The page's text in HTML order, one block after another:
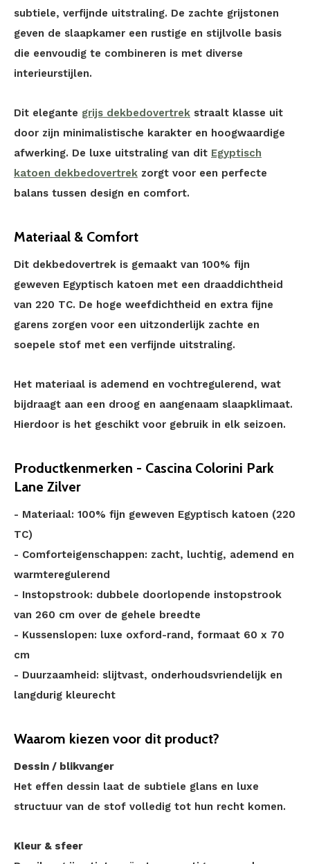
subtiele, verfijnde uitstraling. De zachte grijstonen
geven de slaapkamer een rustige en stijlvolle basis
die eenvoudig te combineren is met diverse
interieurstijlen.
Dit elegante grijs dekbedovertrek straalt klasse uit
door zijn minimalistische karakter en hoogwaardige
afwerking. De luxe uitstraling van dit Egyptisch
katoen dekbedovertrek zorgt voor een perfecte
balans tussen design en comfort.
Materiaal & Comfort
Dit dekbedovertrek is gemaakt van 100% fijn
geweven Egyptisch katoen met een draaddichtheid
van 220 TC. De hoge weefdichtheid en extra fijne
garens zorgen voor een uitzonderlijk zachte en
soepele stof met een verfijnde uitstraling.
Het materiaal is ademend en vochtregulerend, wat
bijdraagt aan een droog en aangenaam slaapklimaat.
Hierdoor is het geschikt voor gebruik in elk seizoen.
Productkenmerken - Cascina Colorini Park
Lane Zilver
- Materiaal: 100% fijn geweven Egyptisch katoen (220
TC)
- Comforteigenschappen: zacht, luchtig, ademend en
warmteregulerend
- Instopstrook: dubbele doorlopende instopstrook
van 260 cm over de gehele breedte
- Kussenslopen: luxe oxford-rand, formaat 60 x 70
cm
- Duurzaamheid: slijtvast, onderhoudsvriendelijk en
langdurig kleurecht
Waarom kiezen voor dit product?
Dessin / blikvanger
Het effen dessin laat de subtiele glans en luxe
structuur van de stof volledig tot hun recht komen.
Kleur & sfeer